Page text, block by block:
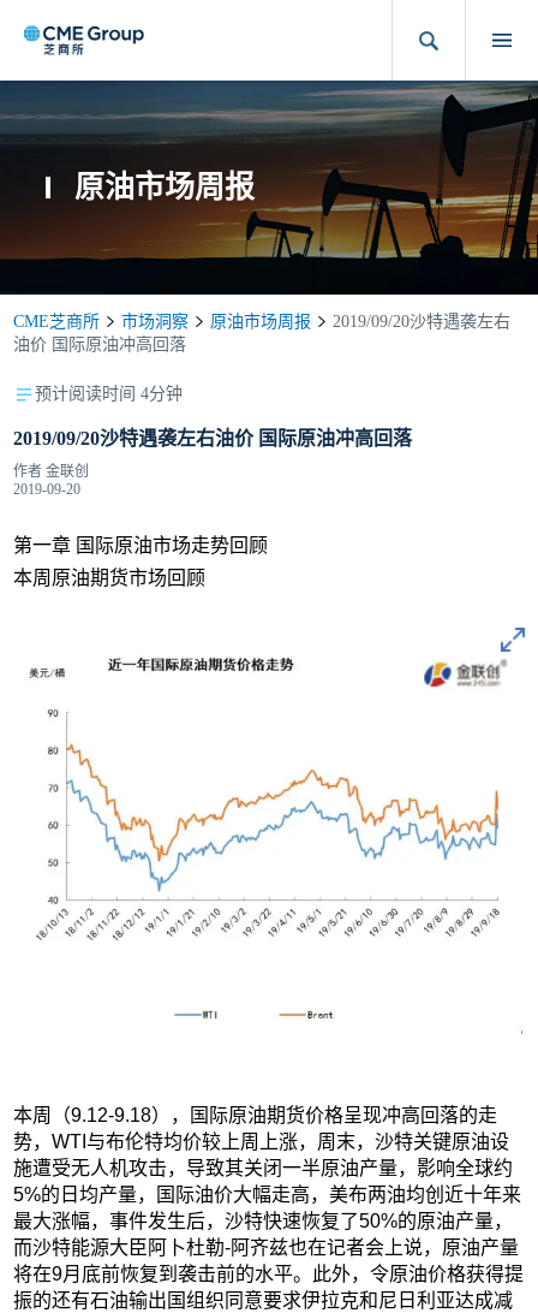
原油市场周报
CME芝商所 市场洞察 原油市场周报
2019/09/20沙特遇袭左右
油价 国际原油冲高回落
预计阅读时间 4分钟
2019/09/20沙特遇袭左右油价 国际原油冲高回落
作者金联创
2019-09-20
第一章 国际原油市场走势回顾
本周原油期货市场回顾
本周（9.12-9.18），国际原油期货价格呈现冲高回落的走
势，WTI与布伦特均价较上周上涨，周末，沙特关键原油设
施遭受无人机攻击，导致其关闭一半原油产量，影响全球约
5%的日均产量，国际油价大幅走高，美布两油均创近十年来
最大涨幅，事件发生后，沙特快速恢复了50%的原油产量，
而沙特能源大臣阿卜杜勒-阿齐兹也在记者会上说，原油产量
将在9月底前恢复到袭击前的水平。此外，令原油价格获得提
振的还有石油输出国组织同意要求伊拉克和尼日利亚达成减